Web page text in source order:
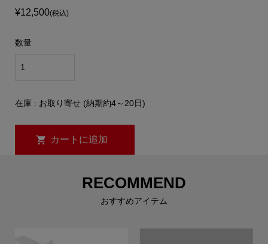
¥12,500(税込)
数量
在庫 : お取り寄せ (納期約4～20日)
RECOMMEND
おすすめアイテム